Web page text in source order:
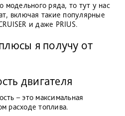
модельного ряда, то тут у нас
включая такие популярные
и даже PRIUS.
я получу от
двигателя
– это максимальная
расходе топлива.